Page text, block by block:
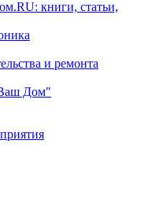
книги, статьи,
и ремонта
Дом"